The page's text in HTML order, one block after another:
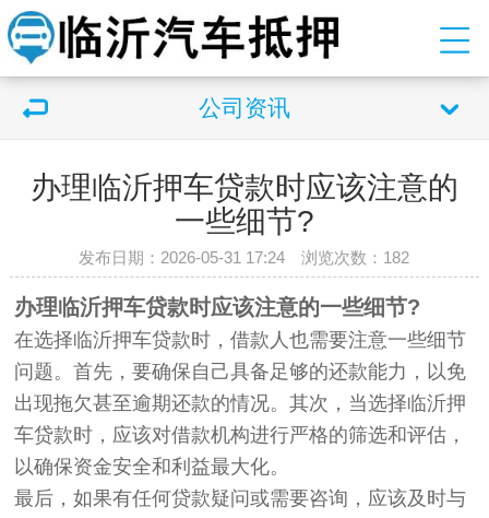
公司资讯
办理临沂押车贷款时应该注意的
一些细节?
发布日期：2026-05-31 17:24 浏览次数： 182
办理临沂押车贷款时应该注意的一些细节?
在选择临沂押车贷款时，借款人也需要注意一些细节
问题。首先，要确保自己具备足够的还款能力，以免
出现拖欠甚至逾期还款的情况。其次，当选择临沂押
车贷款时，应该对借款机构进行严格的筛选和评估，
以确保资金安全和利益最大化。
最后，如果有任何贷款疑问或需要咨询，应该及时与